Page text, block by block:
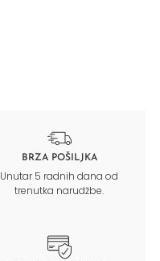
BRZA POŠILJKA
Unutar 5 radnih dana od
trenutka narudžbe.